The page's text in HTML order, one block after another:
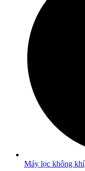
Máy lọc không khí